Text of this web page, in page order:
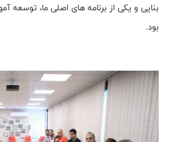
بنایی و یکی از برنامه های اصلی ما، توسعه
بود.